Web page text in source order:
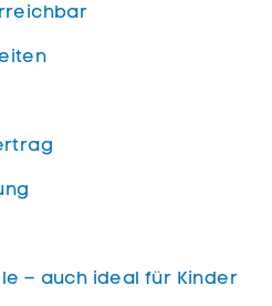
– auch ideal für Kinder